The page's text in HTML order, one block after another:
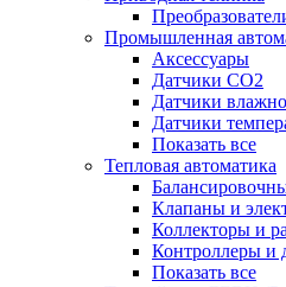
Промышленная
Аксессуары
Датчики CO2
Датчики
Датчики
Показать все
Тепловая автоматика
Клапаны и
Коллекторы и
Контроллеры и
Показать все